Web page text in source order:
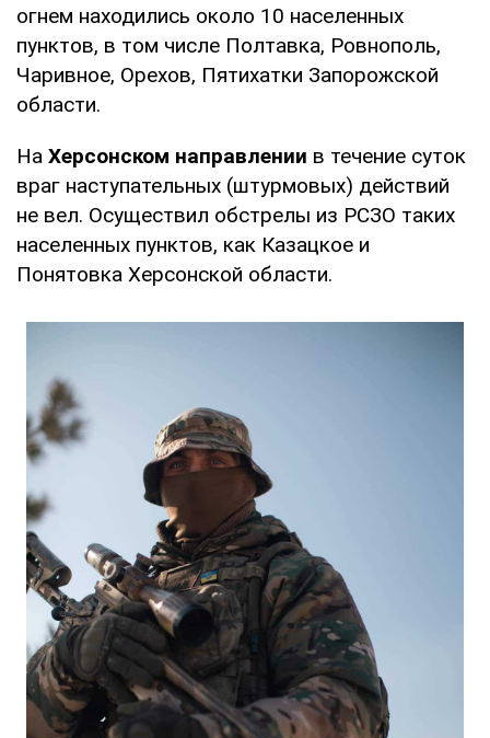
огнем находились около 10 населенных
пунктов, в том числе Полтавка, Ровнополь,
Чаривное, Орехов, Пятихатки Запорожской
области.
На Херсонском направлении в течение суток
враг наступательных (штурмовых) действий
не вел. Осуществил обстрелы из РСЗО таких
населенных пунктов, как Казацкое и
Понятовка Херсонской области.